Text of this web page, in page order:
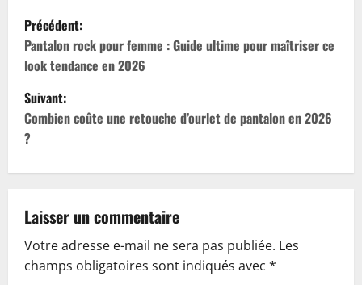
N
a
v
i
g
t
i
Précédent:
Pantalon rock pour femme : Guide ultime pour maîtriser ce
look tendance en 2026
Suivant:
Combien coûte une retouche d’ourlet de pantalon en 2026
?
Laisser un commentaire
Votre adresse e-mail ne sera pas publiée. Les
champs obligatoires sont indiqués avec *